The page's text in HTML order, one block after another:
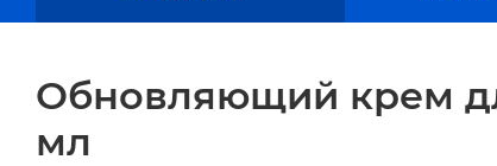
Обновляющий крем
мл